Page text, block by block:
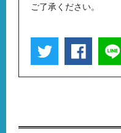
ご了承ください。